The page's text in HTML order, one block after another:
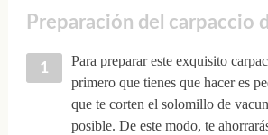
Preparación del carpaccio
Para preparar este exquisito
primero que tienes que hacer es
que te corten el solomillo de
posible. De este modo, te